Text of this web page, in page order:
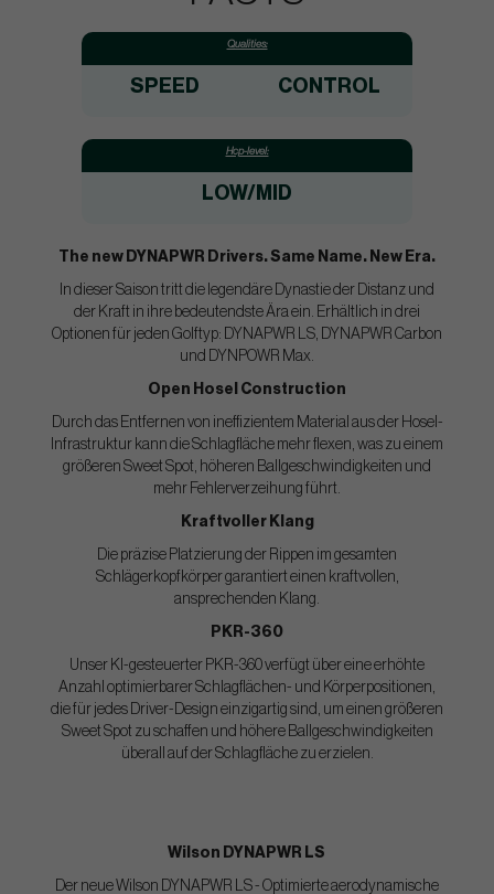
Qualities:
SPEED CONTROL
Hcp-level:
LOW/MID
The new DYNAPWR Drivers. Same Name. New Era.
In dieser Saison tritt die legendäre Dynastie der Distanz und
der Kraft in ihre bedeutendste Ära ein. Erhältlich in drei
Optionen für jeden Golftyp: DYNAPWR LS, DYNAPWR Carbon
und DYNPOWR Max.
Open Hosel Construction
Durch das Entfernen von ineffizientem Material aus der Hosel-
Infrastruktur kann die Schlagfläche mehr flexen, was zu einem
größeren Sweet Spot, höheren Ballgeschwindigkeiten und
mehr Fehlerverzeihung führt.
Kraftvoller Klang
Die präzise Platzierung der Rippen im gesamten
Schlägerkopfkörper garantiert einen kraftvollen,
ansprechenden Klang.
PKR-360
Unser KI-gesteuerter PKR-360 verfügt über eine erhöhte
Anzahl optimierbarer Schlagflächen- und Körperpositionen,
die für jedes Driver-Design einzigartig sind, um einen größeren
Sweet Spot zu schaffen und höhere Ballgeschwindigkeiten
überall auf der Schlagfläche zu erzielen.
Wilson DYNAPWR LS
Der neue Wilson DYNAPWR LS - Optimierte aerodynamische